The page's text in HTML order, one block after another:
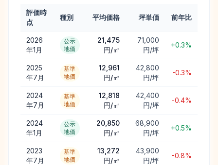
評価時
点
種別 平均価格 坪単価 前年比
2026
年1月
公示
地価
21,475
円/㎡
71,000
円/坪
+0.3%
2025
年7月
基準
地価
12,961
円/㎡
42,800
円/坪
-0.3%
2024
年7月
基準
地価
12,818
円/㎡
42,400
円/坪
-0.4%
2024
年1月
公示
地価
20,850
円/㎡
68,900
円/坪
+0.5%
2023
年7月
基準
地価
13,272
円/㎡
43,900
円/坪
-0.8%